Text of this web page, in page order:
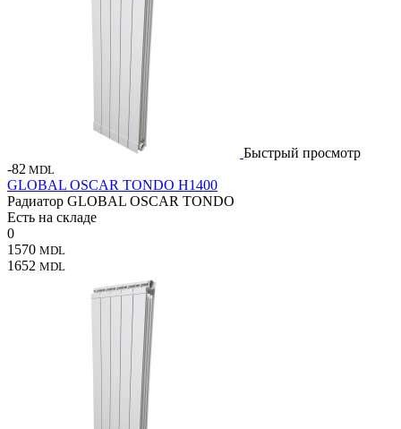
Быстрый просмотр
-82 MDL
GLOBAL OSCAR TONDO H1400
Радиатор GLOBAL OSCAR TONDO
Есть на складе
0
1570 MDL
1652 MDL